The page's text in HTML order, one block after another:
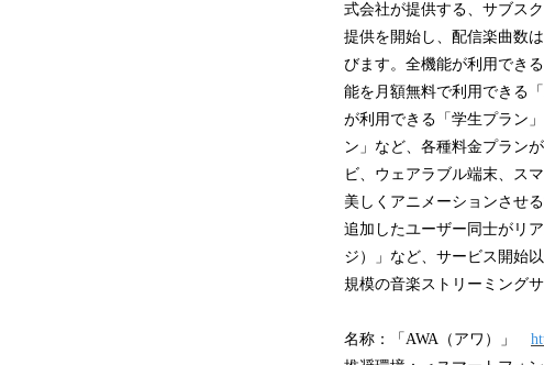
式会社が提供する、サブス
提供を開始し、配信楽曲数
びます。全機能が利用でき
能を月額無料で利用できる
が利用できる「学生プラン
ン」など、各種料金プラン
ビ、ウェアラブル端末、ス
美しくアニメーションさせ
追加したユーザー同士がリ
ジ）」など、サービス開始
規模の音楽ストリーミング
名称：「AWA（アワ）」